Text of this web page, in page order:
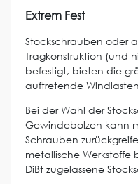
Extrem Fest
Stockschrauben oder
Tragkonstruktion (und
befestigt, bieten die
auftretende
Bei der Wahl der
Gewindebolzen kann
Schrauben
metallische Werkstoffe
DiBt zugelassene